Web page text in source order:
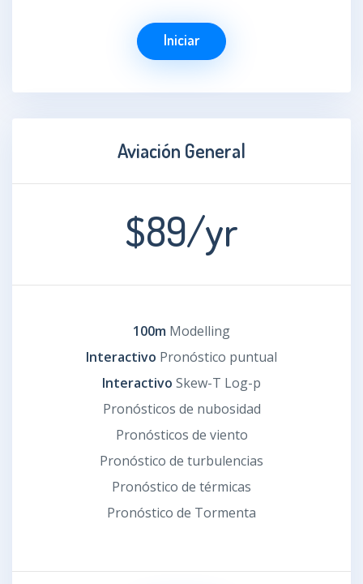
Iniciar
Aviación General
$89/yr
100m Modelling
Interactivo Pronóstico puntual
Interactivo Skew-T Log-p
Pronósticos de nubosidad
Pronósticos de viento
Pronóstico de turbulencias
Pronóstico de térmicas
Pronóstico de Tormenta